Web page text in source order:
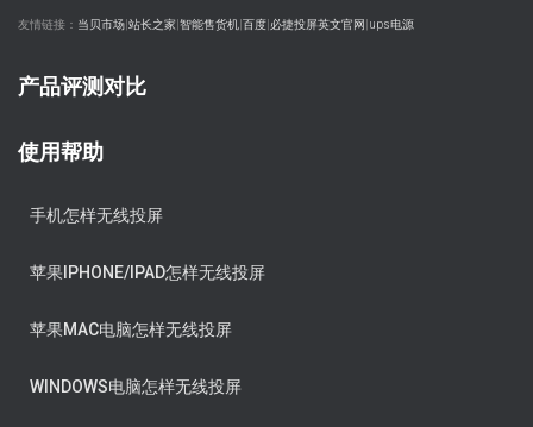
友情链接： 当贝市场 站长之家 智能售货机 百度 必捷投屏英文官网 ups电源
产品评测对比
使用帮助
手机怎样无线投屏
苹果IPHONE/IPAD怎样无线投屏
苹果MAC电脑怎样无线投屏
WINDOWS电脑怎样无线投屏